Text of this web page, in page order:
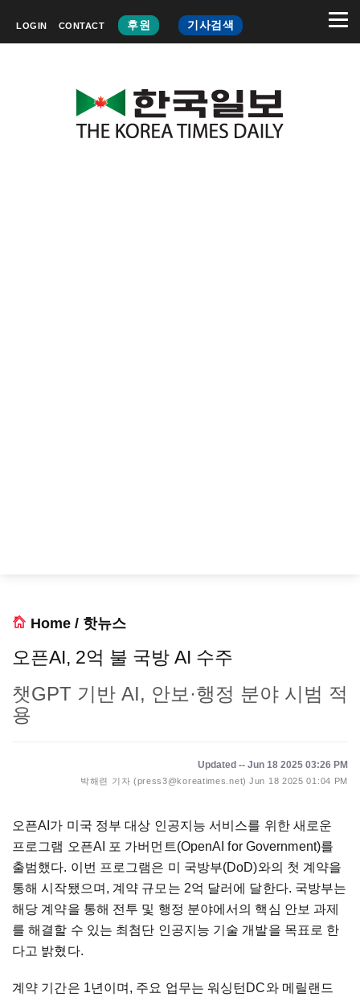
LOGIN CONTACT 후원 기사검색
Home / 핫뉴스
오픈AI, 2억 불 국방 AI 수주
챗GPT 기반 AI, 안보·행정 분야 시범 적
용
Updated -- Jun 18 2025 03:26 PM
박해련 기자 (press3@koreatimes.net) Jun 18 2025 01:04 PM
오픈AI가 미국 정부 대상 인공지능 서비스를 위한 새로운
프로그램 오픈AI 포 가버먼트(OpenAI for Government)를
출범했다. 이번 프로그램은 미 국방부(DoD)와의 첫 계약을
통해 시작됐으며, 계약 규모는 2억 달러에 달한다. 국방부는
해당 계약을 통해 전투 및 행정 분야에서의 핵심 안보 과제
를 해결할 수 있는 최첨단 인공지능 기술 개발을 목표로 한
다고 밝혔다.
계약 기간은 1년이며, 주요 업무는 워싱턴DC와 메릴랜드